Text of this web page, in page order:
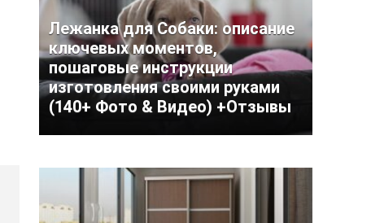
Лежанка для Собаки: описание
ключевых моментов,
пошаговые инструкции
изготовления своими руками
(140+ Фото & Видео) +Отзывы